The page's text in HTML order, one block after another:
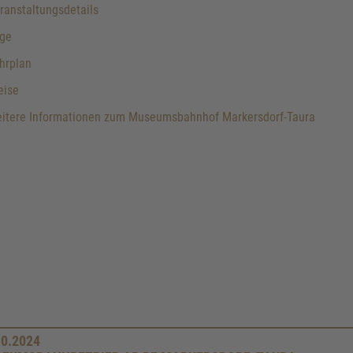
Informationen zum Museumsbahnhof Markersdorf-Taura